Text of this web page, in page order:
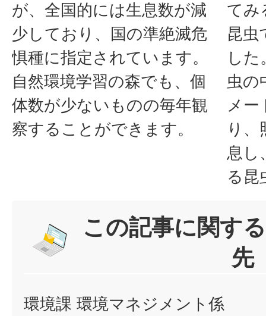
が、全国的には生息数が減
少しており、国の準絶滅危
惧種に指定されています。
自然環境学習の森でも、個
体数が少ないものの毎年観
察することができます。
てみ
昆虫
し
虫の
メ
り、
息し
る昆
この記事に関す
先
環境課 環境マネジメント係